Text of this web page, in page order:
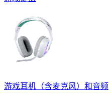
游戏耳机（含麦克风）和音频